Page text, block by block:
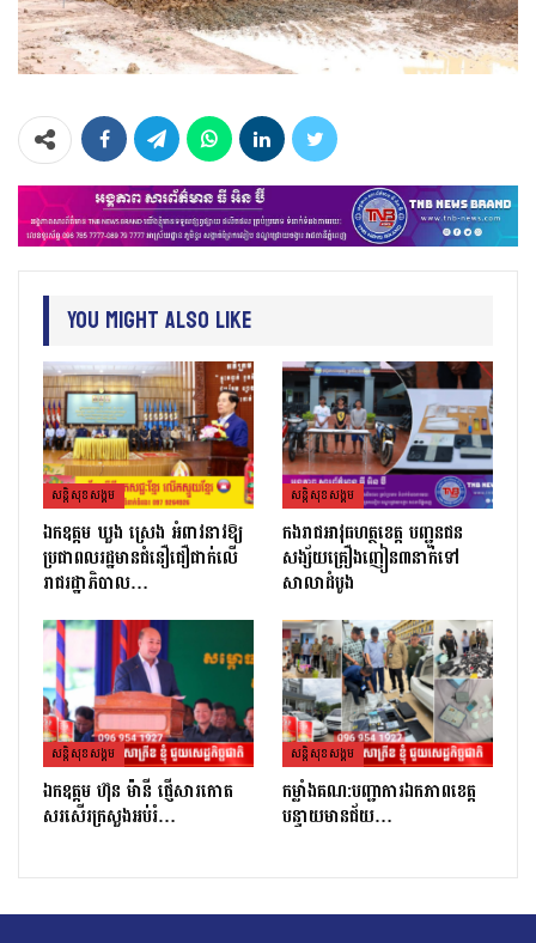
You Might Also Like
សន្តិសុខសង្គម
ឯកឧត្ដម ឃួង ស្រេង អំពាវនាវឱ្យ
ប្រជាពលរដ្ឋមានជំនឿជឿជាក់លើ
រាជរដ្ឋាភិបាល…
សន្តិសុខសង្គម
កងរាជឣាវុធហត្ថខេត្ត បញ្ជូនជន
សង្ស័យគ្រឿងញៀន៣នាក់ទៅ
សាលាដំបូង
សន្តិសុខសង្គម
ឯកឧត្តម ហ៊ុន ម៉ានី ផ្ញើសារកោត
សរសើរក្រសួងអប់រំ…
សន្តិសុខសង្គម
កម្លាំងគណ:បញ្ជាការឯកភាពខេត្ត
បន្ទាយមានជ័យ…